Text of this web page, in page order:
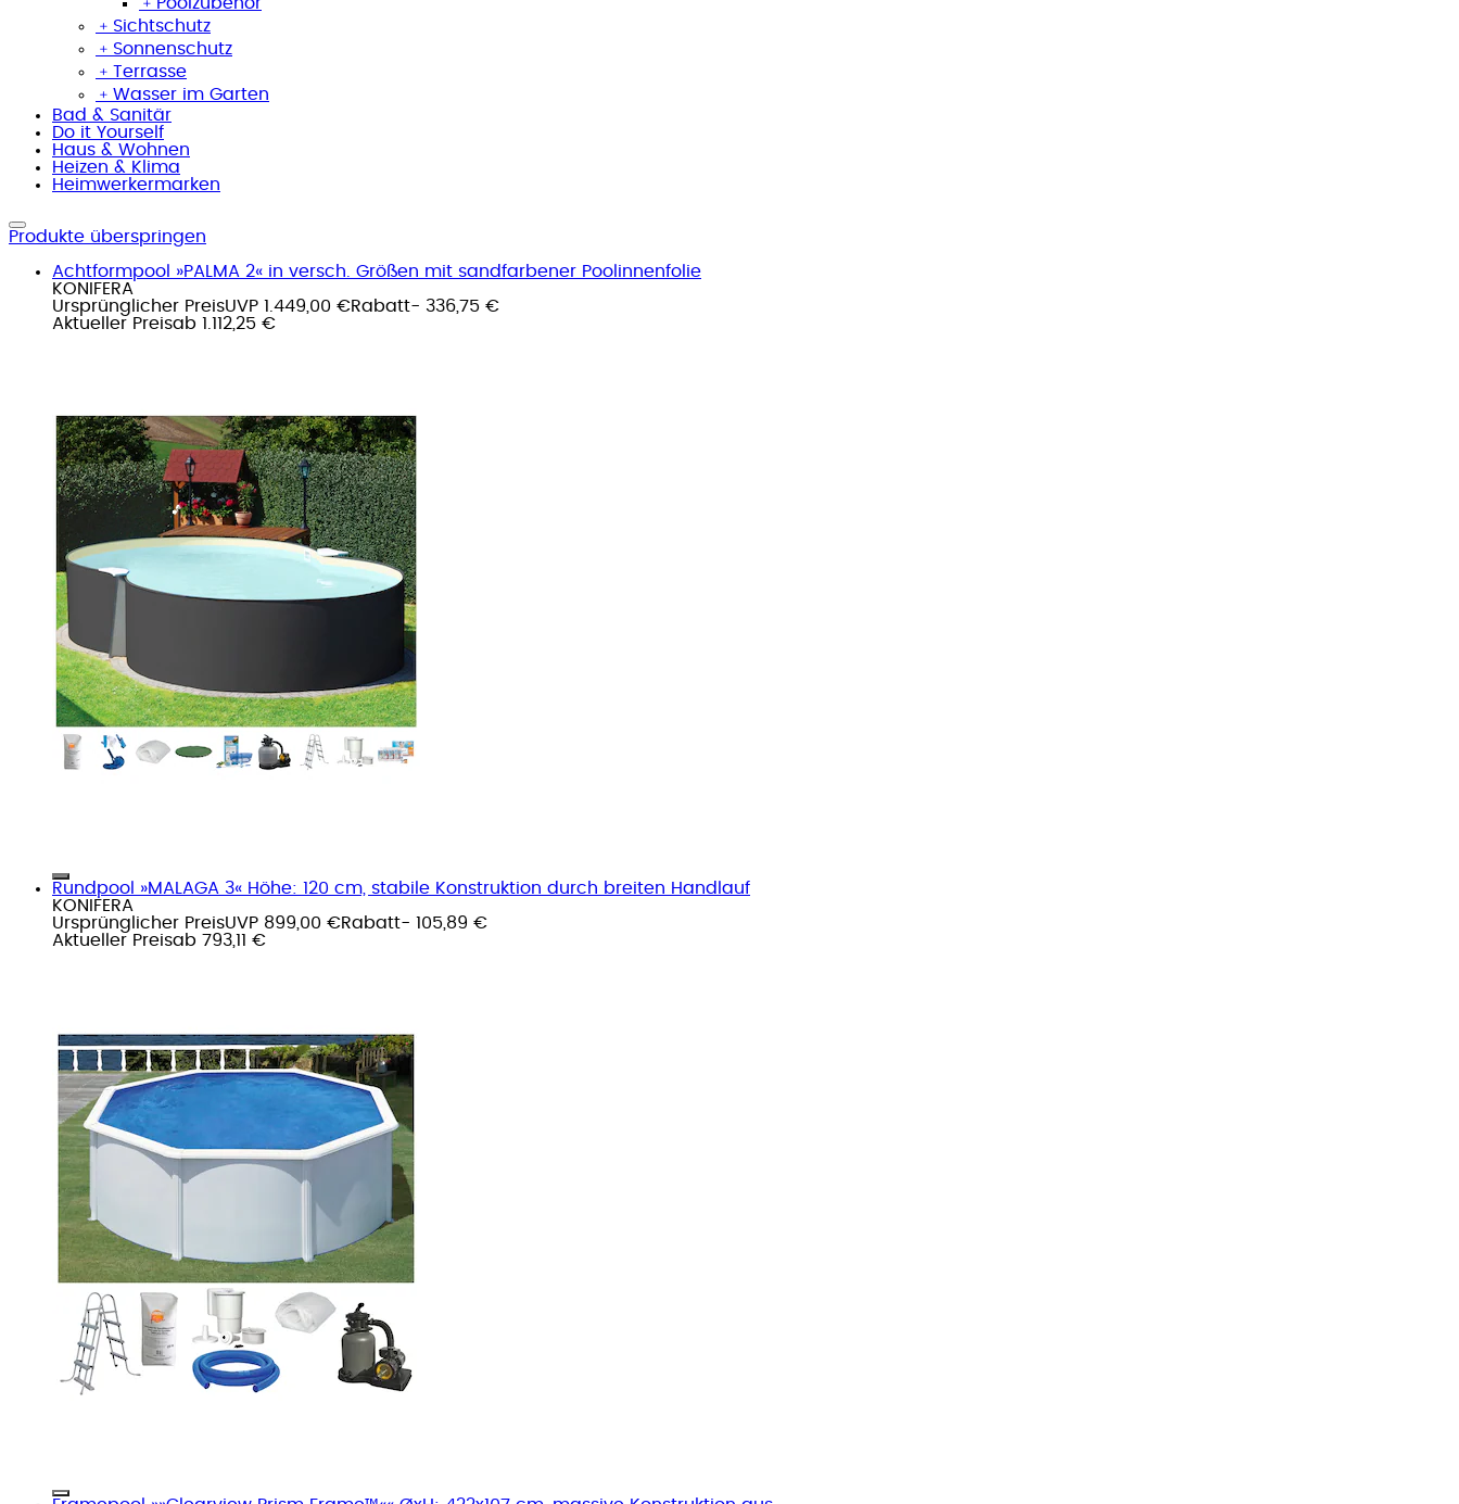
﹢ Sichtschutz
﹢ Sonnenschutz
﹢ Terrasse
﹢ Wasser im Garten
Bad & Sanitär
Do it Yourself
Haus & Wohnen
Heizen & Klima
Heimwerkermarken
Produkte überspringen
Achtformpool »PALMA 2« in versch. Größen mit sandfarbener Poolinnenfolie
KONIFERA
Ursprünglicher PreisUVP 1.449,00 €Rabatt- 336,75 €
Aktueller Preisab 1.112,25 €
Rundpool »MALAGA 3« Höhe: 120 cm, stabile Konstruktion durch breiten Handlauf
KONIFERA
Ursprünglicher PreisUVP 899,00 €Rabatt- 105,89 €
Aktueller Preisab 793,11 €